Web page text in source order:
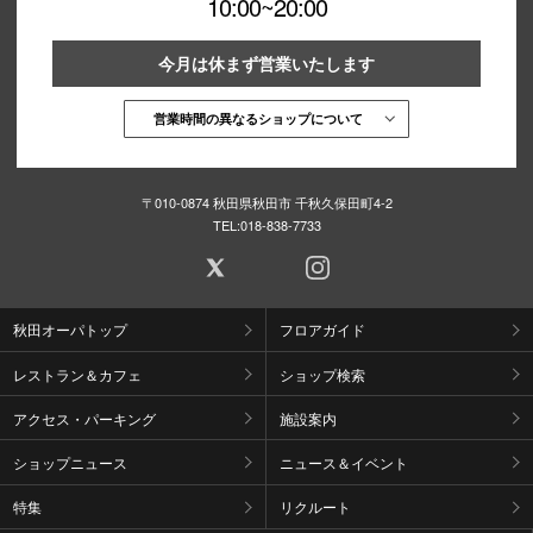
今月は休まず営業いたします
営業時間の異なるショップについて
〒010-0874 秋田県秋田市 千秋久保田町4-2
TEL:018-838-7733
秋田オーパトップ フロアガイド
レストラン＆カフェ ショップ検索
アクセス・パーキング 施設案内
ショップニュース ニュース＆イベント
特集 リクルート